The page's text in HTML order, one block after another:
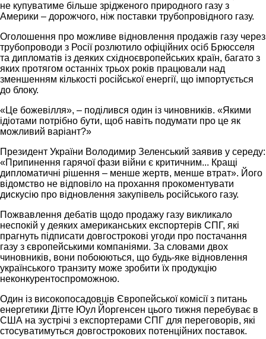
не купуватиме більше зрідженого природного газу з
Америки – дорожчого, ніж поставки трубопровідного газу.
Оголошення про можливе відновлення продажів газу через
трубопроводи з Росії розлютило офіційних осіб Брюсселя
та дипломатів із деяких східноєвропейських країн, багато з
яких протягом останніх трьох років працювали над
зменшенням кількості російської енергії, що імпортується
до блоку.
«Це божевілля», – поділився один із чиновників. «Якими
ідіотами потрібно бути, щоб навіть подумати про це як
можливий варіант?»
Президент України Володимир Зеленський заявив у середу:
«Припинення гарячої фази війни є критичним... Кращі
дипломатичні рішення – менше жертв, менше втрат». Його
відомство не відповіло на прохання прокоментувати
дискусію про відновлення закупівель російського газу.
Пожвавлення дебатів щодо продажу газу викликало
неспокій у деяких американських експортерів СПГ, які
прагнуть підписати довгострокові угоди про постачання
газу з європейськими компаніями. За словами двох
чиновників, вони побоюються, що будь-яке відновлення
українського транзиту може зробити їх продукцію
неконкурентоспроможною.
Один із високопосадовців Європейської комісії з питань
енергетики Дітте Юул Йоргенсен цього тижня перебуває в
США на зустрічі з експортерами СПГ для переговорів, які
стосуватимуться довгострокових потенційних поставок.